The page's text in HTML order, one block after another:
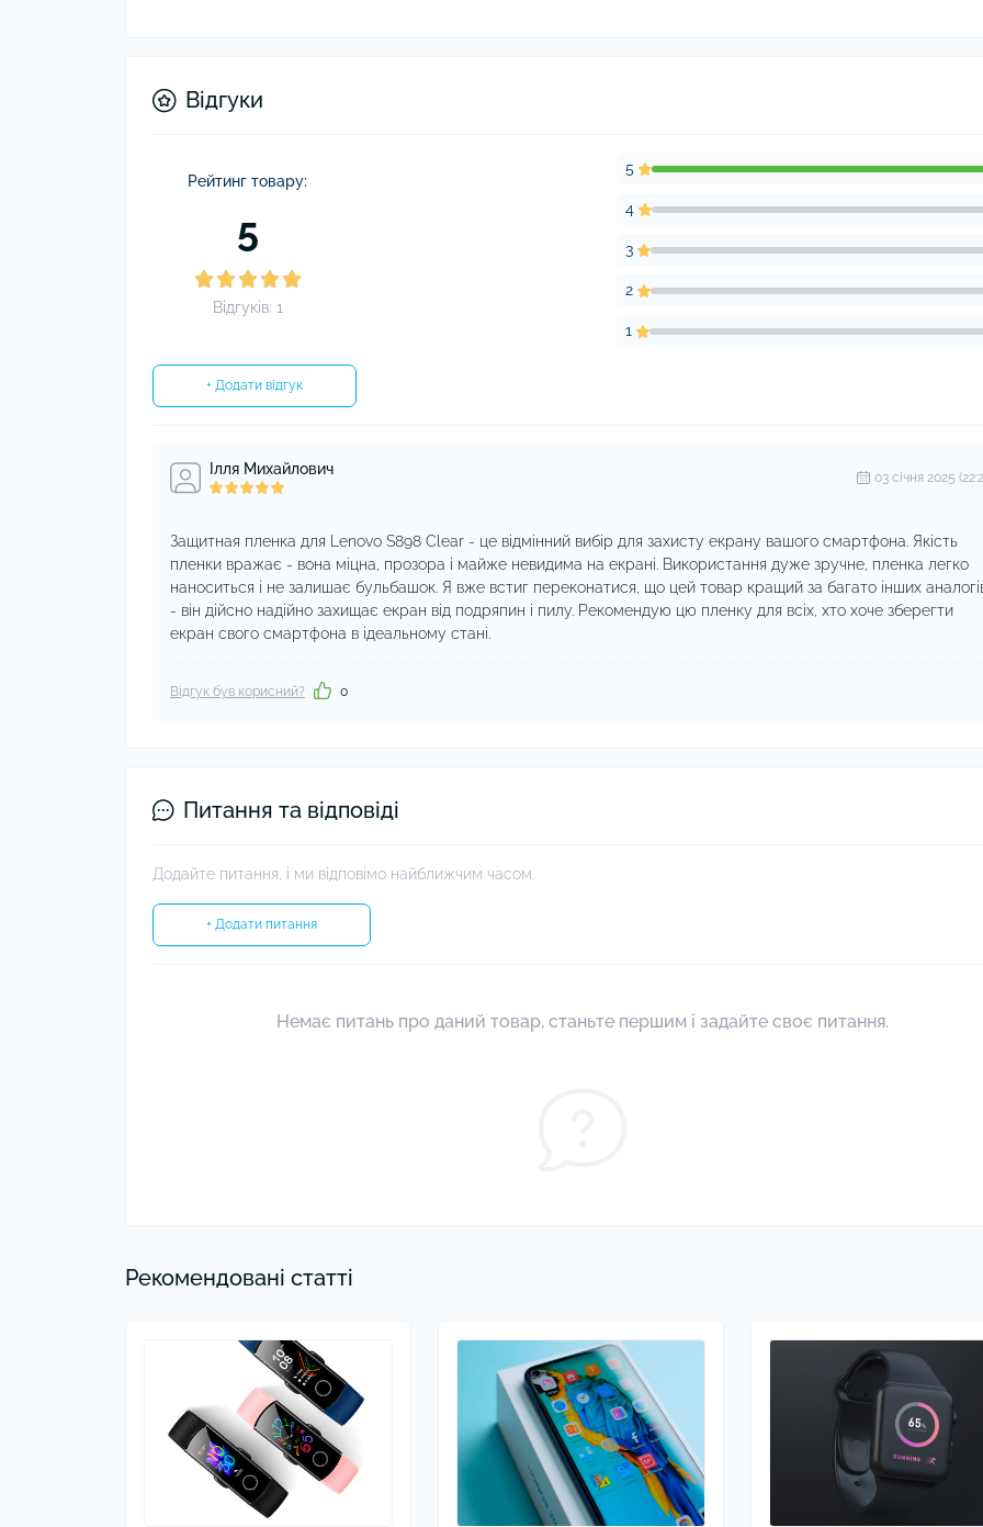
Відгуки
Рейтинг товару:
5
Відгуків: 1
5
4
3
2
1
+ Додати відгук
Ілля Михайлович 03 cічня 2025
Защитная пленка для Lenovo S898 Clear - це відмінний вибір для захисту екрану вашого смартфона. Якість
пленки вражає - вона міцна, прозора і майже невидима на екрані. Використання дуже зручне, пленка легко
наноситься і не залишає бульбашок. Я вже встиг переконатися, що цей товар кращий за багато інших
- він дійсно надійно захищає екран від подряпин і пилу. Рекомендую цю пленку для всіх, хто хоче зберегти
екран свого смартфона в ідеальному стані.
Відгук був корисний? 0
Питання та відповіді
Додайте питання, і ми відповімо найближчим часом.
+ Додати питання
Немає питань про даний товар, станьте першим і задайте своє питання.
Рекомендовані статті